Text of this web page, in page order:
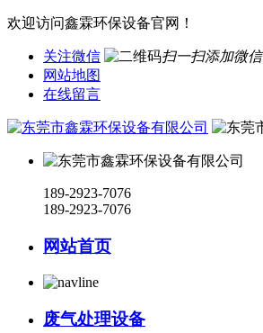
欢迎访问鑫霖环保设备官网！
关注微信
扫一扫添加微信
网站地图
在线留言
189-2923-7076
189-2923-7076
网站首页
废气处理设备